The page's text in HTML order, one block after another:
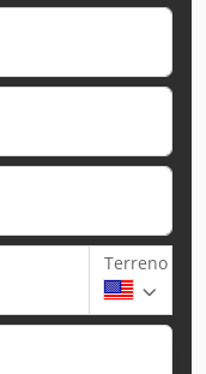
Terreno